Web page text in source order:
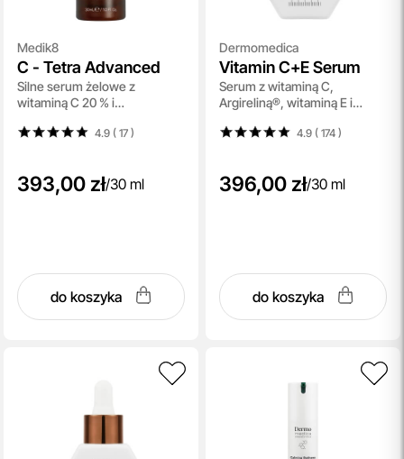
Medik8
C - Tetra Advanced
Silne serum żelowe z
witaminą C 20 % i
4.9 ( 17)
393,00 zł/30 ml
do koszyka
Dermomedica
Vitamin C+E Serum
Serum z witaminą C,
Argireliną®, witaminą E i
4.9 ( 174)
396,00 zł/30 ml
do koszyka